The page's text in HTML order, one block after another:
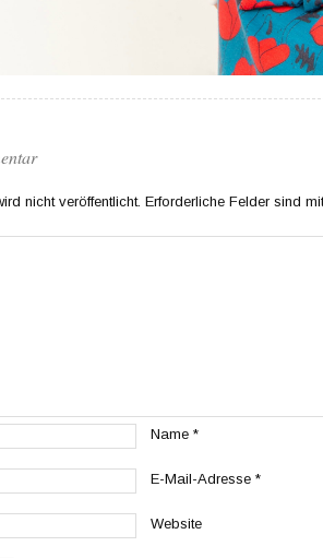
nicht veröffentlicht. Erforderliche Felder sind
Name *
E-Mail-Adresse *
Website